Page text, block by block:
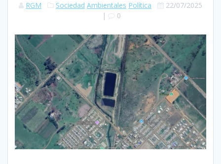
RGM Sociedad Ambientales Política
22/07/2025
|
0